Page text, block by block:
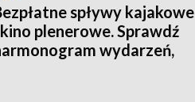
spływy kajakowe
plenerowe. Sprawdź
wydarzeń,